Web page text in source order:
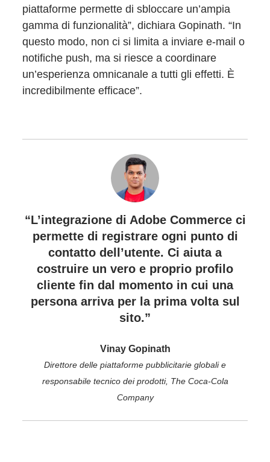
piattaforme permette di sbloccare un’ampia
gamma di funzionalità”, dichiara Gopinath. “In
questo modo, non ci si limita a inviare e-mail o
notifiche push, ma si riesce a coordinare
un’esperienza omnicanale a tutti gli effetti. È
incredibilmente efficace”.
“L’integrazione di Adobe Commerce ci
permette di registrare ogni punto di
contatto dell’utente. Ci aiuta a
costruire un vero e proprio profilo
cliente fin dal momento in cui una
persona arriva per la prima volta sul
sito.”
Vinay Gopinath
Direttore delle piattaforme pubblicitarie globali e
responsabile tecnico dei prodotti, The Coca-Cola
Company